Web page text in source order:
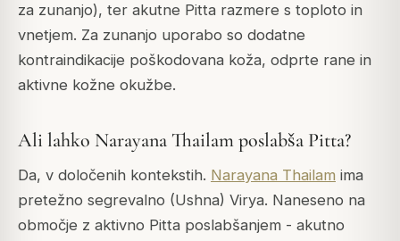
za zunanjo), ter akutne Pitta razmere s toploto in
vnetjem. Za zunanjo uporabo so dodatne
kontraindikacije poškodovana koža, odprte rane in
aktivne kožne okužbe.
Ali lahko Narayana Thailam poslabša Pitta?
Da, v določenih kontekstih. Narayana Thailam ima
pretežno segrevalno (Ushna) Virya. Naneseno na
območje z aktivno Pitta poslabšanjem - akutno